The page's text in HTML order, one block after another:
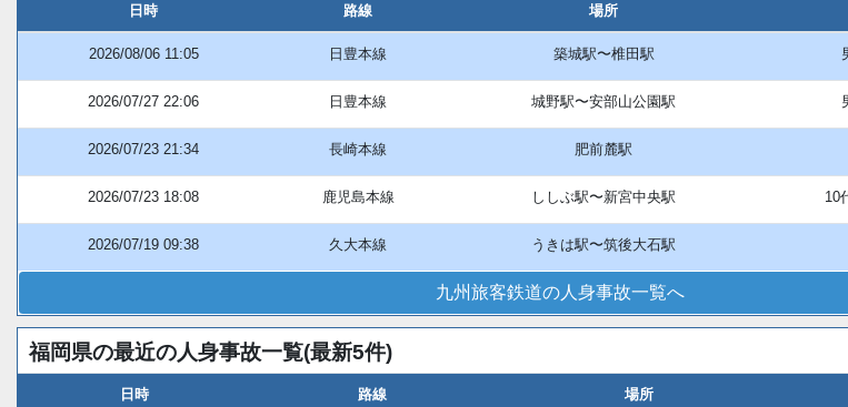
日時 路線 場所
2026/08/06 11:05 日豊本線 築城駅〜椎田駅
2026/07/27 22:06 日豊本線 城野駅〜安部山公園駅
2026/07/23 21:34 長崎本線 肥前麓駅
2026/07/23 18:08 鹿児島本線 ししぶ駅〜新宮中央駅 10
2026/07/19 09:38 久大本線 うきは駅〜筑後大石駅
九州旅客鉄道の人身事故一覧へ
福岡県の最近の人身事故一覧(最新5件)
日時 路線 場所